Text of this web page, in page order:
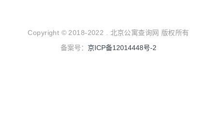
Copyright © 2018-2022 . 北京公寓查询网 版权所有
备案号： 京ICP备12014448号-2